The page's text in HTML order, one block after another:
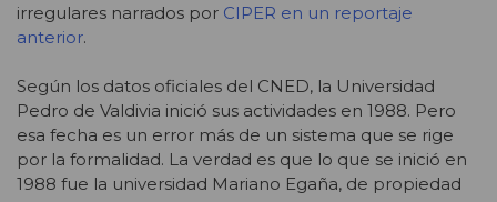
irregulares narrados por CIPER en un reportaje
anterior.
Según los datos oficiales del CNED, la Universidad
Pedro de Valdivia inició sus actividades en 1988. Pero
esa fecha es un error más de un sistema que se rige
por la formalidad. La verdad es que lo que se inició en
1988 fue la universidad Mariano Egaña, de propiedad